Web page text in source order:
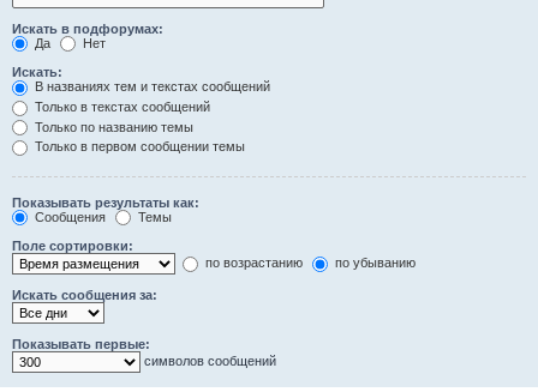
Искать в подфорумах:
Да
Нет
Искать:
В названиях тем и текстах сообщений
Только в текстах сообщений
Только по названию темы
Только в первом сообщении темы
Показывать результаты как:
Сообщения
Темы
Поле сортировки:
по возрастанию
по убыванию
Искать сообщения за:
Показывать первые:
символов сообщений